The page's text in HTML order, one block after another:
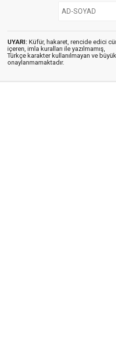
UYARI: Küfür, hakaret, rencide edici
içeren, imla kuralları ile yazılmamış,
Türkçe karakter kullanılmayan ve
onaylanmamaktadır.